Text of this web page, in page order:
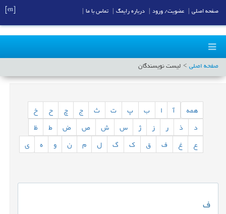
صفحه اصلی لیست نویسندگان
همه ب پ ت ث ج چ ح
خ
د
ذ ر ز ژ س ش ص ض ط
ظ
ع
غ ف ق ک گ ل م ن و ه ی
ف
صفحه اصلی عضویت/ ورود درباره رایمگ تماس با ما